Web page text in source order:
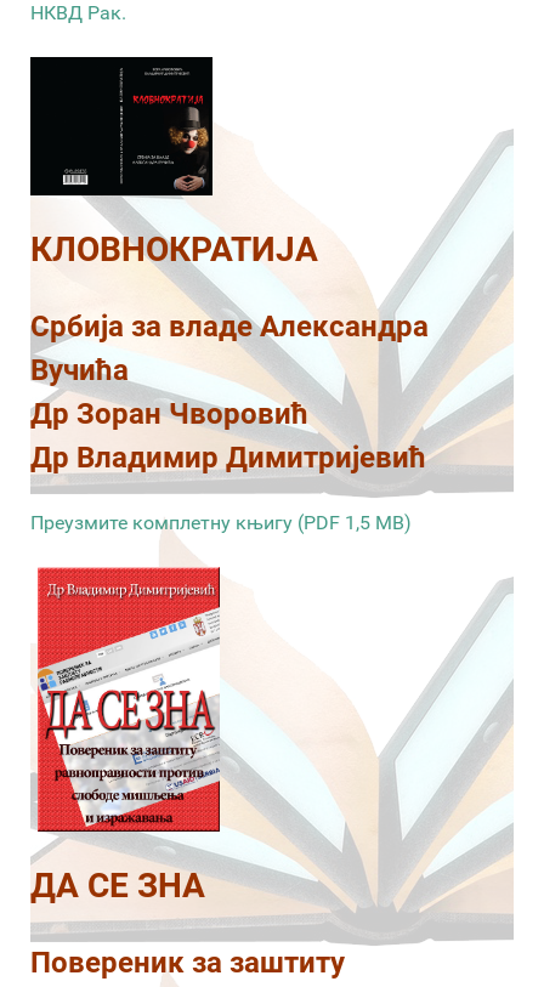
НКВД Рак.
КЛОВНОКРАТИЈА
Србија за владе Александра
Вучића
Др Зоран Чворовић
Др Владимир Димитријевић
Преузмите комплетну књигу (PDF 1,5 MB)
ДА СЕ ЗНА
Повереник за заштиту